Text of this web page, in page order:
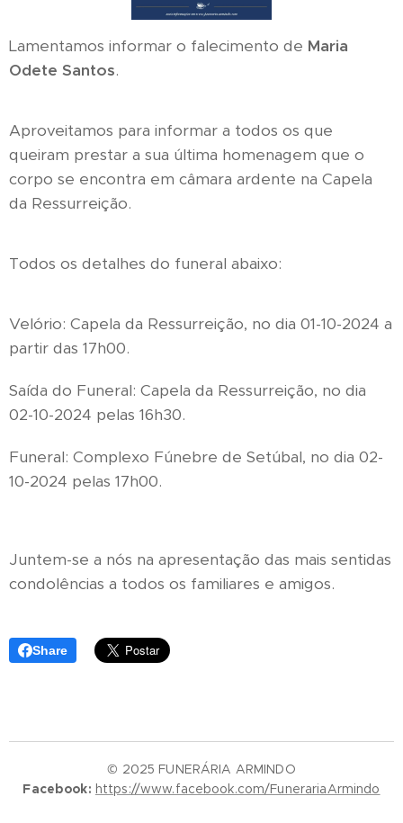
Lamentamos informar o falecimento de Maria
Odete Santos.
Aproveitamos para informar a todos os que
queiram prestar a sua última homenagem que o
corpo se encontra em câmara ardente na Capela
da Ressurreição.
Todos os detalhes do funeral abaixo:
Velório: Capela da Ressurreição, no dia 01-10-2024 a
partir das 17h00.
Saída do Funeral: Capela da Ressurreição, no dia
02-10-2024 pelas 16h30.
Funeral: Complexo Fúnebre de Setúbal, no dia 02-
10-2024 pelas 17h00.
Juntem-se a nós na apresentação das mais sentidas
condolências a todos os familiares e amigos.
Share
© 2025 FUNERÁRIA ARMINDO
Facebook: https://www.facebook.com/FunerariaArmindo